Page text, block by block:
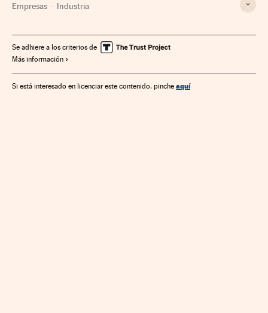
Empresas Industria
Se adhiere a los criterios de
Más información
Si está interesado en licenciar este contenido, pinche aquí